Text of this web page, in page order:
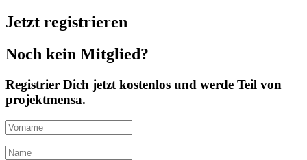
Jetzt registrieren
Noch kein Mitglied?
Registrier Dich jetzt kostenlos und werde Teil von
projektmensa.